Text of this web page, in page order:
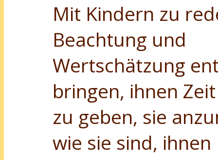
Mit Kindern zu
Beachtung und
Wertschätzung
bringen, ihnen
zu geben, sie
wie sie sind,